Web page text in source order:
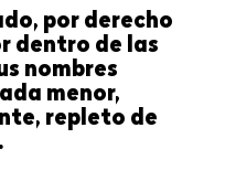
por derecho
dentro de las
nombres
menor,
repleto de